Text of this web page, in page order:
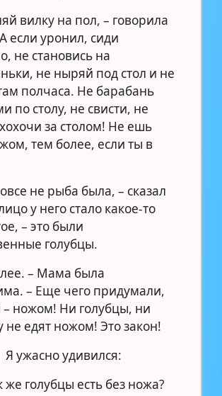
вилку на пол, – говорила
если уронил, сиди
не становись на
не ныряй под стол и не
полчаса. Не барабань
по столу, не свисти, не
за столом! Не ешь
тем более, если ты в
не рыба была, – сказал
у него стало какое-то
– это были
голубцы.
– Мама была
– Еще чего придумали,
– ножом! Ни голубцы, ни
не едят ножом! Это закон!
Я ужасно удивился:
же голубцы есть без ножа?